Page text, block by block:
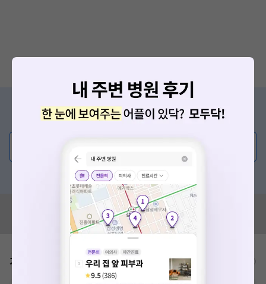
증상/치료, 궁금한 점이 있나요?
의사가 직접 답해드려요!
혹은, 의료상담 서비스에 다양한 게시글 보러가기
혹시 잘못된 병원정보가 있나요?
모두닥 팀에 알려주세요!
가격표 비급여/급여 진료란?
요청하신 작업을 처리하지 못했습니다.
네트워크 또는 서버의 일시적인 오류로, 잠시 후 다시 시도해주
세요. 지속적으로 문제가 발생할 경우 모두닥 채널톡으로 문의